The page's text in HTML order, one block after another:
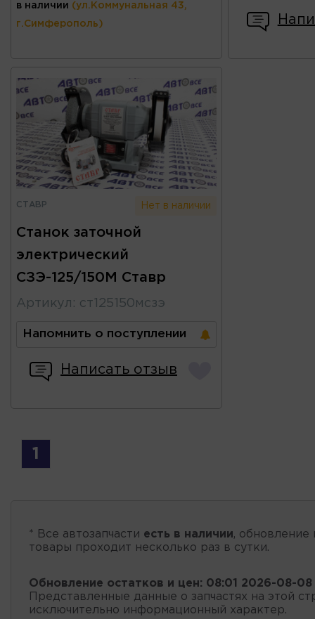
в наличии (ул.Коммунальная 43,
г.Симферополь)
СТАВР Нет в наличии
Станок заточной
электрический
СЗЭ-125/150М Ставр
Артикул : ст125150мсзэ
Напомнить о поступлении
Написать отзыв
1
* Все автозапчасти есть в наличии, обновление
товары проходит несколько раз в сутки.
Обновление остатков и цен: 08:01 2026-08-08
Представленные данные о запчастях на этой
исключительно информационный характер.